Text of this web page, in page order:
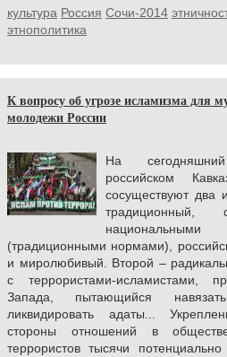
культура Россия Сочи-2014
этнополитика
К вопросу об угрозе исламизма для
молодежи России
На
российском
сосуществуют два
традиционный,
(традиционными нормами),
и миролюбивый. Второй –
с террористами-исламистами,
Запада, пытающийся
ликвидировать адаты...
стороны отношений в
террористов тысячи